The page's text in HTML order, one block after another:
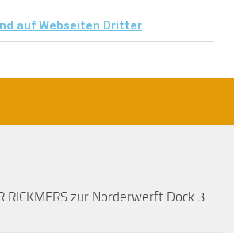
auf Webseiten Dritter
RICKMERS zur Norderwerft Dock 3